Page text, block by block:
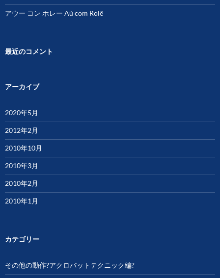
アウー コン ホレー Aú com Rolê
最近のコメント
アーカイブ
2020年5月
2012年2月
2010年10月
2010年3月
2010年2月
2010年1月
カテゴリー
その他の動作?アクロバットテクニック編?